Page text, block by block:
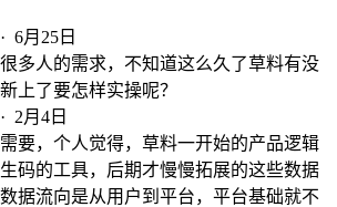
· 6月25日
多人的需求，不知道这么久了草料有没
上了要怎样实操呢？
· 2月4日
要，个人觉得，草料一开始的产品逻辑
码的工具，后期才慢慢拓展的这些数据
据流向是从用户到平台，平台基础就不